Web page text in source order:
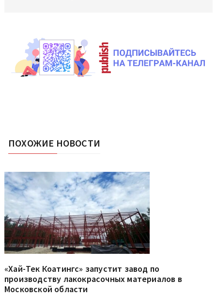
ПОХОЖИЕ НОВОСТИ
«Хай-Тек Коатингс» запустит завод по
производству лакокрасочных материалов в
Московской области